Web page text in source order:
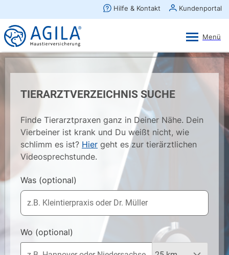
TIERARZTVERZEICHNIS SUCHE
Finde Tierarztpraxen ganz in Deiner Nähe. Dein
Vierbeiner ist krank und Du weißt nicht, wie
schlimm es ist? Hier geht es zur tierärztlichen
Videosprechstunde.
Was (optional)
Wo (optional)
×
AGILA Kunden-App
Gratis - Im Play Store laden
Ansehen